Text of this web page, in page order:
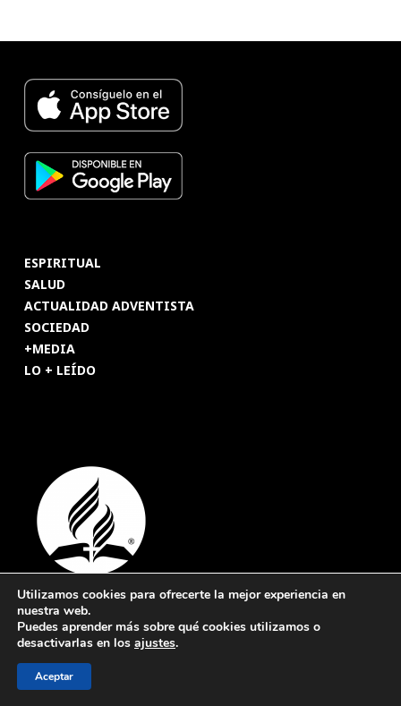
ESPIRITUAL
SALUD
ACTUALIDAD ADVENTISTA
SOCIEDAD
+MEDIA
LO + LEÍDO
© 2026 Revista Adventista de España. UICASDE. Derechos
reservados.
Utilizamos cookies para ofrecerte la mejor experiencia en
nuestra web.
Puedes aprender más sobre qué cookies utilizamos o
desactivarlas en los ajustes.
Aceptar